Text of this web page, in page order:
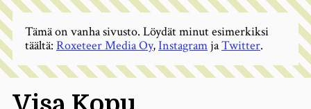
Tämä on vanha sivusto. Löydät minut esimerkiksi
täältä: Roxeteer Media Oy,InstagramjaTwitter.